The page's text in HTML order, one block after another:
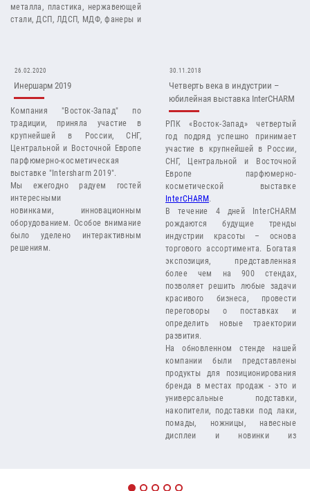
металла, пластика, нержавеющей
стали, ДСП, ЛДСП, МДФ, фанеры и
26.02.2020
Инершарм 2019
Компания "Восток-Запад" по
традиции, приняла участие в
крупнейшей в России, СНГ,
Центральной и Восточной Европе
парфюмерно-косметическая
выставке "Intersharm 2019".
Мы ежегодно радуем гостей
интересными
новинками, инновационным
оборудованием. Особое внимание
было уделено интерактивным
решениям.
30.11.2018
Четверть века в индустрии –
юбилейная выставка InterCHARM
РПК «Восток-Запад» четвертый
год подряд успешно принимает
участие в крупнейшей в России,
СНГ, Центральной и Восточной
Европе парфюмерно-
косметической выставке
InterCHARM.
В течение 4 дней InterCHARM
рождаются будущие тренды
индустрии красоты – основа
торгового ассортимента. Богатая
экспозиция, представленная
более чем на 900 стендах,
позволяет решить любые задачи
красивого бизнеса, провести
переговоры о поставках и
определить новые траектории
развития.
На обновленном стенде нашей
компании были представлены
продукты для позиционирования
бренда в местах продаж - это и
универсальные подставки,
накопители, подставки под лаки,
помады, ножницы, навесные
дисплеи и новинки из